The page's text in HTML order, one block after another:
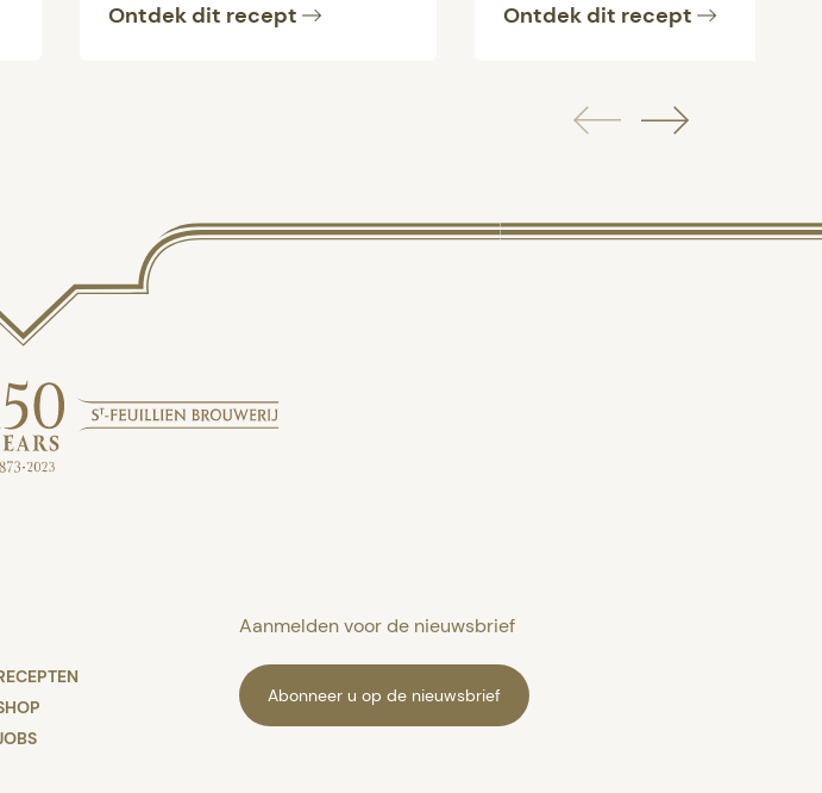
Ontdek dit recept
Ontdek dit recept
Aanmelden voor de nieuwsbrief
Abonneer u op de nieuwsbrief